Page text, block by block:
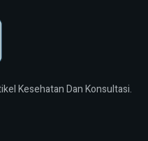
Kesehatan Dan Konsultasi.